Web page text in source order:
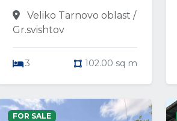
Veliko Tarnovo oblast /
Gr.svishtov
3 102.00 sq m
FOR SALE